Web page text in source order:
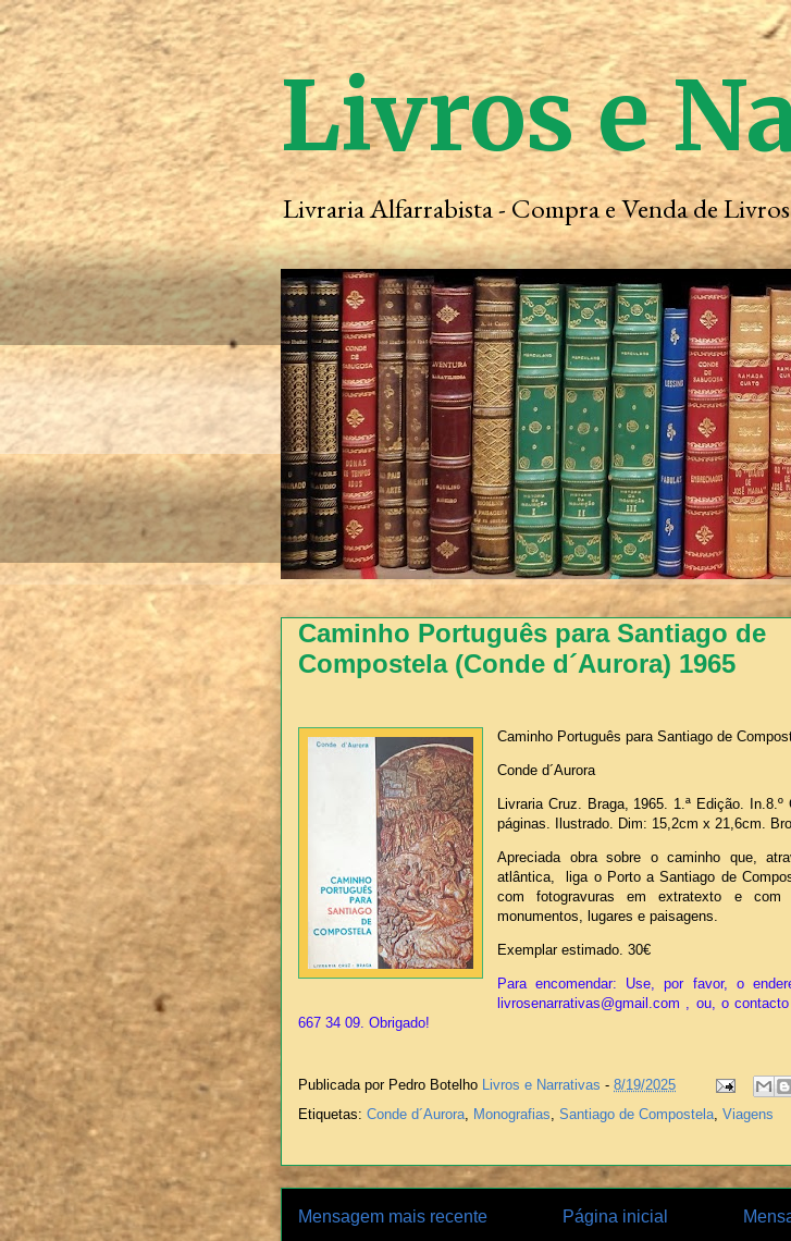
Livros e
Livraria Alfarrabista - Compra e Venda de
Caminho Português para Santiago de
Compostela (Conde d´Aurora) 1965
Caminho Português para Santiago de
Conde d´Aurora
Livraria Cruz. Braga, 1965. 1.ª Edição. In.8.º
páginas. Ilustrado. Dim: 15,2cm x 21,6cm.
Apreciada obra sobre o caminho que,
atlântica, liga o Porto a Santiago de
com fotogravuras em extratexto e com
monumentos, lugares e paisagens.
Exemplar estimado. 30€
Para encomendar: Use, por favor, o
livrosenarrativas@gmail.com , ou, o
667 34 09. Obrigado!
Publicada por Pedro Botelho Livros e Narrativas - 8/19/2025
Etiquetas: Conde d´Aurora Monografias Santiago de Compostela Viagens
Mensagem mais recente Página inicial